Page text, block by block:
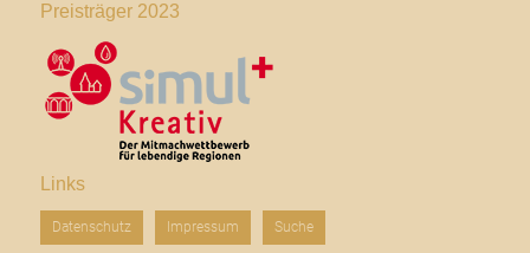
Preisträger 2023
Links
Navigation
überspringen
Datenschutz Impressum Suche